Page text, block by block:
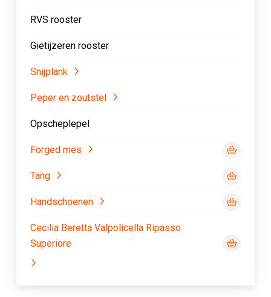
RVS rooster
Gietijzeren rooster
Snijplank
Peper en zoutstel
Opscheplepel
Forged mes
Tang
Handschoenen
Cecilia Beretta Valpolicella Ripasso
Superiore